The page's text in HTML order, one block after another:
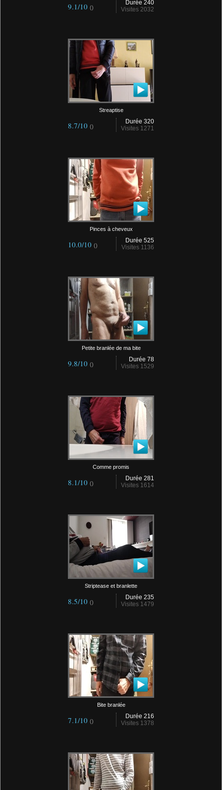
Durée 240
Visites 2032
9.1/10 ()
Streaptise
Durée 320
Visites 1271
8.7/10 ()
Pinces à cheveux
Durée 525
Visites 1136
10.0/10 ()
Petite branlée de ma bite
Durée 78
Visites 1529
9.8/10 ()
Comme promis
Durée 281
Visites 1614
8.1/10 ()
Striptease et branlette
Durée 235
Visites 1479
8.5/10 ()
Bite branlée
Durée 216
Visites 1378
7.1/10 ()